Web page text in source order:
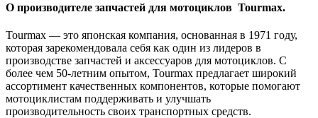
О производителе запчастей для мотоциклов Tourmax.
Tourmax — это японская компания, основанная в 1971 году,
которая зарекомендовала себя как один из лидеров в
производстве запчастей и аксессуаров для мотоциклов. С
более чем 50-летним опытом, Tourmax предлагает широкий
ассортимент качественных компонентов, которые помогают
мотоциклистам поддерживать и улучшать
производительность своих транспортных средств.